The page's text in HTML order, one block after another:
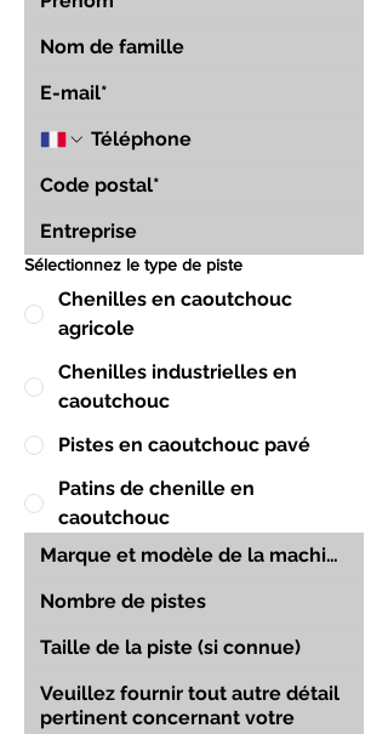
Sélectionnez le type de piste
Chenilles en caoutchouc
agricole
Chenilles industrielles en
caoutchouc
Pistes en caoutchouc pavé
Patins de chenille en
caoutchouc